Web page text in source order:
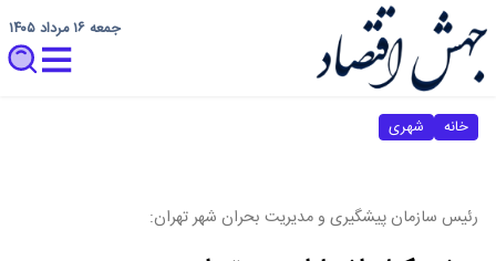
جمعه ۱۶ مرداد ۱۴۰۵
خانه شهری
رئیس سازمان پیشگیری و مدیریت بحران شهر تهران: